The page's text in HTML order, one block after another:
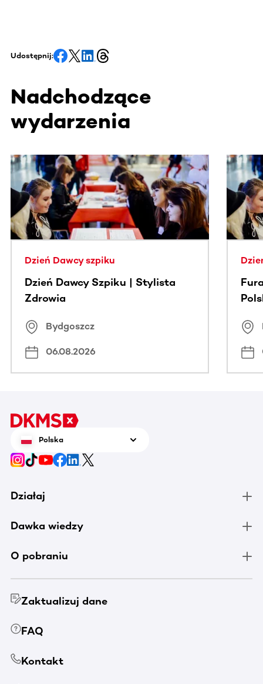
Udostępnij:
Nadchodzące
wydarzenia
Ta sekcja zawiera treści przewijane w poziomie. Użyj
Dzień Dawcy szpiku
Dzień Dawcy Szpiku | Stylista
Zdrowia
Bydgoszcz
06.08.2026
Polska
Działaj
Dawka wiedzy
O pobraniu
Zaktualizuj dane
FAQ
Kontakt